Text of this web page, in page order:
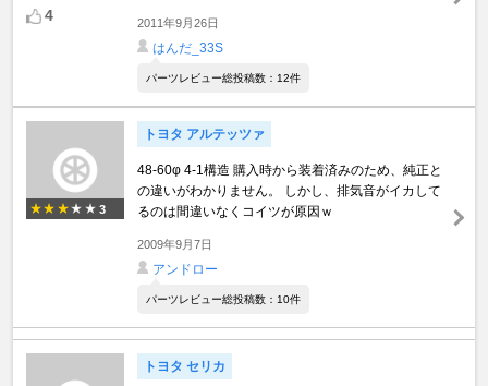
4 2011年9月26日
はんだ_33S
パーツレビュー総投稿数：12件
3
トヨタ アルテッツァ
48-60φ 4-1構造 購入時から装着済みのため、純正と
の違いがわかりません。 しかし、排気音がイカして
るのは間違いなくコイツが原因ｗ
2009年9月7日
アンドロー
パーツレビュー総投稿数：10件
トヨタ セリカ